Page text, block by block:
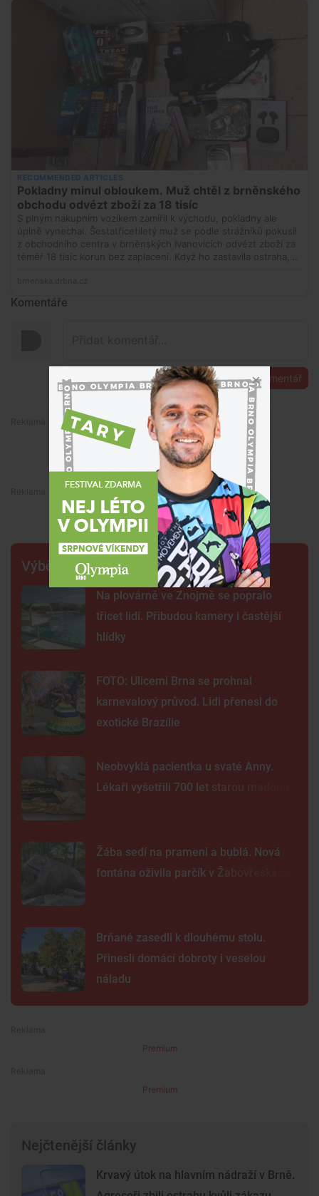
Komentáře
Přidat komentář
Premium
Premium
Výběr šéfredaktora
Na plovárně ve Znojmě se popralo
třicet lidí. Přibudou kamery i častější
hlídky
FOTO: Ulicemi Brna se prohnal
karnevalový průvod. Lidi přenesl do
exotické Brazílie
Neobvyklá pacientka u svaté Anny.
Lékaři vyšetřili 700 let starou madonu
Žába sedí na prameni a bublá. Nová
fontána oživila parčík v Žabovřeskách
Brňané zasedli k dlouhému stolu.
Přinesli domácí dobroty i veselou
náladu
Premium
Premium
Nejčtenější články
Krvavý útok na hlavním nádraží v Brně.